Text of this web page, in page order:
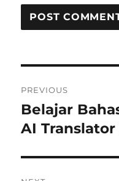
navigation
PREVIOUS
Previous
post:
Belajar
AI Translator